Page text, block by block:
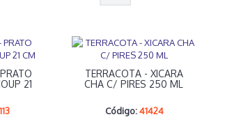
21
TERRACOTA - XICARA
CHA C/ PIRES 250 ML
Código: 41424